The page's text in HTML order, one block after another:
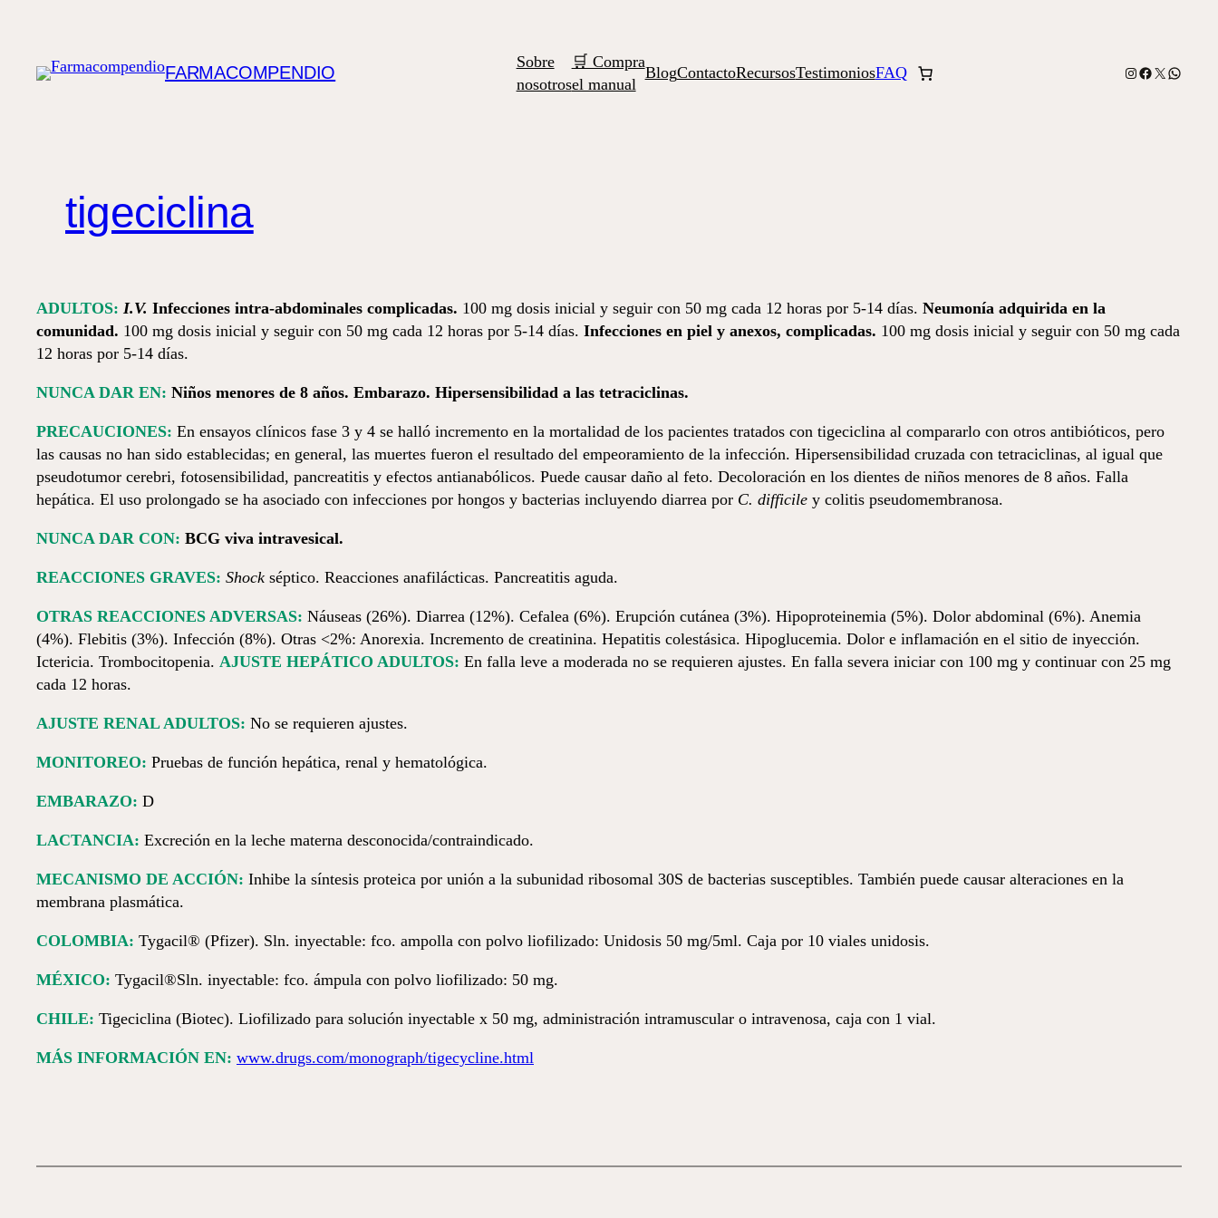
contenido
FARMACOMPENDIO
Sobre
nosotros
🛒 Compra
el manual
BlogContactoRecursosTestimoniosFAQ Instagram
Facebook
X
tigeciclina
ADULTOS: I.V. Infecciones intra-abdominales complicadas. 100 mg dosis inicial y seguir con 50 mg cada 12 horas por 5-14 días. Neumonía adquirida en la
comunidad. 100 mg dosis inicial y seguir con 50 mg cada 12 horas por 5-14 días. Infecciones en piel y anexos, complicadas. 100 mg dosis inicial y seguir con 50 mg cada
12 horas por 5-14 días.
NUNCA DAR EN: Niños menores de 8 años. Embarazo. Hiper­sen­si­bi­lidad a las tetraciclinas.
PRECAUCIONES: En ensayos clínicos fase 3 y 4 se halló incremento en la mortalidad de los pacientes tratados con tigeciclina al compararlo con otros antibióticos, pero
las causas no han sido establecidas; en general, las muertes fueron el resultado del empeoramiento de la infección. Hiper­sen­si­bi­lidad cruzada con tetraciclinas, al igual que
pseudotumor cerebri, fotosensibilidad, pancreatitis y efectos antianabólicos. Puede causar daño al feto. Decoloración en los dientes de niños menores de 8 años. Falla
hepática. El uso prolongado se ha asociado con infecciones por hongos y bacterias incluyendo diarrea por C. difficile y colitis pseudomembranosa.
NUNCA DAR CON: BCG viva intravesical.
REACCIONES GRAVES: Shock séptico. Reacciones anafilácticas. Pancreatitis aguda.
OTRAS REACCIONES ADVERSAS: Náuseas (26%). Diarrea (12%). Cefalea (6%). Erupción cutánea (3%). Hipoproteinemia (5%). Dolor abdominal (6%). Anemia
(4%). Flebitis (3%). Infección (8%). Otras <2%: Anorexia. Incremento de creatinina. Hepatitis colestásica. Hipoglucemia. Dolor e inflamación en el sitio de inyección.
Ictericia. Trombocitopenia. AJUSTE HEPÁTICO ADULTOS: En falla leve a moderada no se requieren ajustes. En falla severa iniciar con 100 mg y continuar con 25 mg
cada 12 horas.
AJUSTE RENAL ADULTOS: No se requieren ajustes.
MONITOREO: Pruebas de función hepática, renal y hematológica.
EMBARAZO: D
LACTANCIA: Excreción en la leche materna desconocida/contraindicado.
MECANISMO DE ACCIÓN: Inhibe la síntesis proteica por unión a la subunidad ribosomal 30S de bacterias susceptibles. También puede causar alteraciones en la
membrana plasmática.
COLOMBIA: Tygacil® (Pfizer). Sln. inyectable: fco. ampolla con polvo liofilizado: Unidosis 50 mg/5ml. Caja por 10 viales unidosis.
MÉXICO: Tygacil®Sln. inyectable: fco. ámpula con polvo liofilizado: 50 mg.
CHILE: Tigeciclina (Biotec). Liofilizado para solución inyectable x 50 mg, administración intramuscular o intravenosa, caja con 1 vial.
MÁS INFORMACIÓN EN: www.drugs.com/monograph/tigecycline.html